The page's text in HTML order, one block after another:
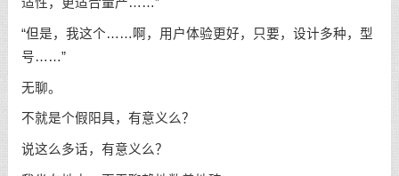
“但是，我这个……啊，用户体验更好，只要，设计多种，型
号……”
无聊。
不就是个假阳具，有意义么？
说这么多话，有意义么？